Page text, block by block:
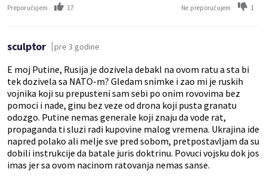
Preporučujem 17 Ne preporučujem 1
sculptor pre 3 godine
E moj Putine, Rusija je dozivela debakl na ovom ratu a sta bi
tek dozivela sa NATO-m? Gledam snimke i zao mi je ruskih
vojnika koji su prepusteni sam sebi po onim rovovima bez
pomoci i nade, ginu bez veze od drona koji pusta granatu
odozgo. Putine nemas generale koji znaju da vode rat,
propaganda ti sluzi radi kupovine malog vremena. Ukrajina ide
napred polako ali melje sve pred sobom, pretpostavljam da su
dobili instrukcije da batale juris doktrinu. Povuci vojsku dok jos
imas jer sa ovom nacinom ratovanja nemas sanse.